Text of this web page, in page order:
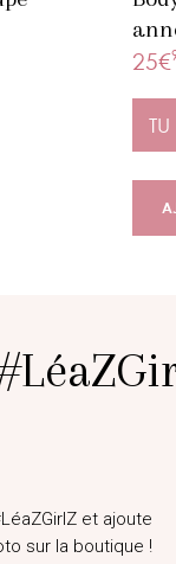
25€
TU
et ajoute
sur la boutique !